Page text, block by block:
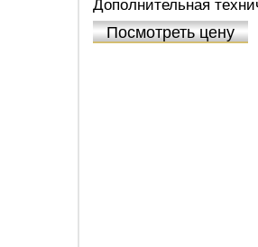
Дополнительная
Посмотреть цену